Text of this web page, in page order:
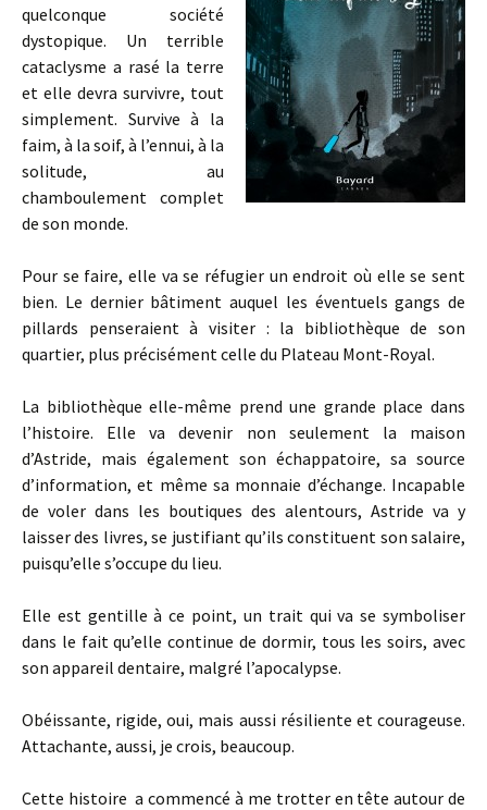
quelconque société
dystopique. Un terrible
cataclysme a rasé la terre
et elle devra survivre, tout
simplement. Survive à la
faim, à la soif, à l’ennui, à la
solitude, au
chamboulement complet
de son monde.
Pour se faire, elle va se réfugier un endroit où elle se sent
bien. Le dernier bâtiment auquel les éventuels gangs de
pillards penseraient à visiter : la bibliothèque de son
quartier, plus précisément celle du Plateau Mont-Royal.
La bibliothèque elle-même prend une grande place dans
l’histoire. Elle va devenir non seulement la maison
d’Astride, mais également son échappatoire, sa source
d’information, et même sa monnaie d’échange. Incapable
de voler dans les boutiques des alentours, Astride va y
laisser des livres, se justifiant qu’ils constituent son salaire,
puisqu’elle s’occupe du lieu.
Elle est gentille à ce point, un trait qui va se symboliser
dans le fait qu’elle continue de dormir, tous les soirs, avec
son appareil dentaire, malgré l’apocalypse.
Obéissante, rigide, oui, mais aussi résiliente et courageuse.
Attachante, aussi, je crois, beaucoup.
Cette histoire a commencé à me trotter en tête autour de